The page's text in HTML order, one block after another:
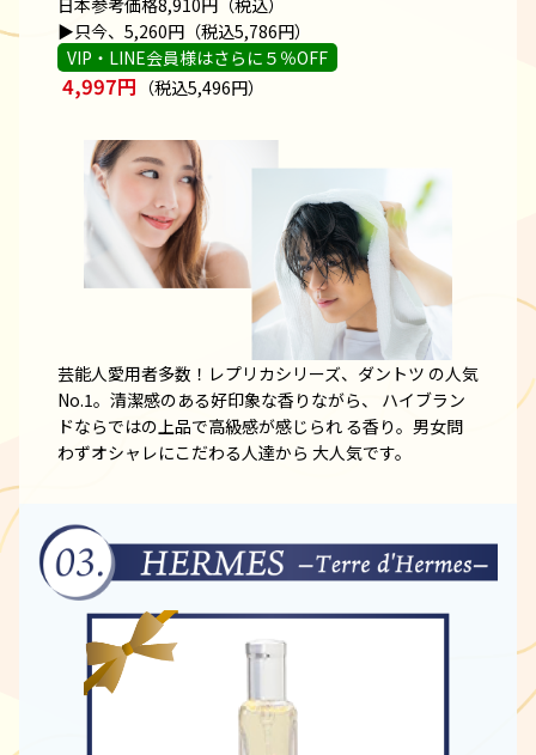
日本参考価格8,910円（税込）
▶只今、5,260円（税込5,786円）
VIP・LINE会員様はさらに５％OFF
4,997円 （税込5,496円）
芸能人愛用者多数！レプリカシリーズ、ダントツ の人気
No.1。清潔感のある好印象な香りながら、 ハイブラン
ドならではの上品で高級感が感じられ る香り。男女問
わずオシャレにこだわる人達から 大人気です。